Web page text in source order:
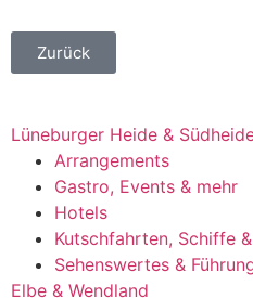
Zurück
Lüneburger Heide &
Arrangements
Gastro, Events & mehr
Hotels
Kutschfahrten, Schiffe
Sehenswertes &
Elbe & Wendland